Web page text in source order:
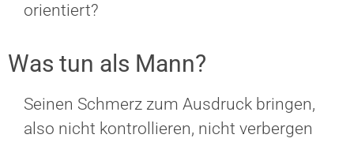
orientiert?
Was tun als Mann?
Seinen Schmerz zum Ausdruck bringen,
also nicht kontrollieren, nicht verbergen